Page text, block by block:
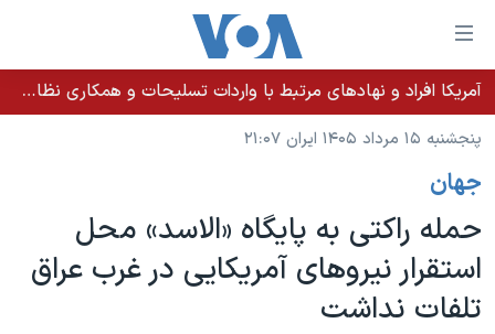
لینکهای
قابل
دسترسی
جهش
محتوای
اصلی
جهش
به
صفحه
خانه
نسخه سبک وب‌سایت
موضوع ها
ایران
آمریکا
جهان
برنامه های تلویزیونی
جدول برنامه ها
صفحه‌های ویژه
آمریکا افراد و نهادهای مرتبط با واردات تسلیحات و همکاری نظامی کوبا را تحریم کرد
پنجشنبه ۱۵ مرداد ۱۴۰۵ ایران ۲۱:۰۷
جهان
حمله راکتی به پایگاه «الاسد» محل
استقرار نیروهای آمریکایی در غرب عراق
تلفات نداشت